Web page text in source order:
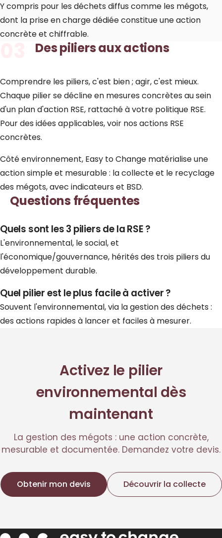
Y compris pour les déchets diffus comme les mégots,
dont la prise en charge dédiée constitue une action
concrète et chiffrable.
Des piliers aux actions
Comprendre les piliers, c'est bien ; agir, c'est mieux.
Chaque pilier se décline en mesures concrètes au sein
d'un plan d'action RSE, rattaché à votre politique RSE.
Pour des idées applicables, voir nos actions RSE
concrètes.
Côté environnement, Easy to Change matérialise une
action simple et mesurable : lacollecteet le recyclage
des mégots, avec indicateurs et BSD.
Questions fréquentes
Quels sont les 3 piliers de la RSE ?
L'environnemental, le social, et
l'économique/gouvernance, hérités des trois piliers du
développement durable.
Quel pilier est le plus facile à activer ?
Souvent l'environnemental, via la gestion des déchets :
des actions rapides à lancer et faciles à mesurer.
Activez le pilier
environnemental dès
maintenant
La gestion des mégots : une action concrète,
mesurable et documentée. Demandez votre devis.
Obtenir mon devis Découvrir la collecte